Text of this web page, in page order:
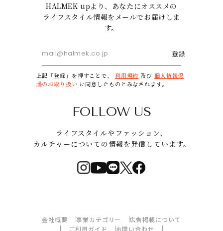
HALMEK upより、あなたにオススメの
ライフスタイル情報をメールでお届けしま
す。
登録
上記「登録」を押すことで、 利用規約 及び 個人情報保
護のお取り扱い に同意したものとみなされます。
FOLLOW US
ライフスタイルやファッション、
カルチャーについての情報を発信しています。
会社概要 事業カテゴリー
広告掲載について
ご利用ガイド
お問い合わせ